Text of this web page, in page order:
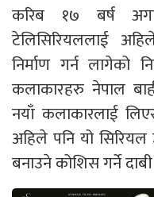
करिब १७ बर्ष
टेलिसिरियललाई
निर्माण गर्न लागेको
कलाकारहरु नेपाल
नयाँ कलाकारलाई
अहिले पनि यो सिरियल
बनाउने कोशिस गर्ने दाबी